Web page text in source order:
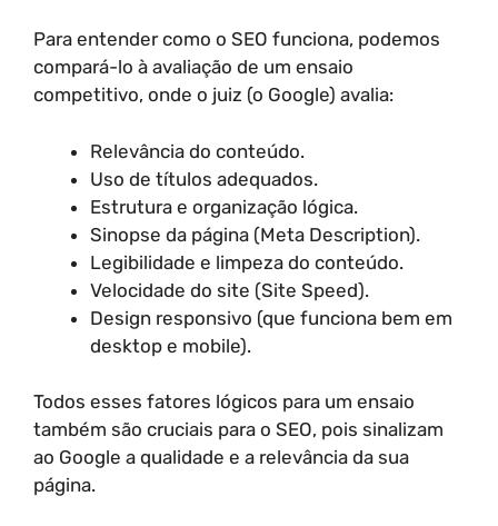
Para entender como o SEO funciona, podemos
compará-lo à avaliação de um ensaio
competitivo, onde o juiz (o Google) avalia:
Relevância do conteúdo.
Uso de títulos adequados.
Estrutura e organização lógica.
Sinopse da página (Meta Description).
Legibilidade e limpeza do conteúdo.
Velocidade do site (Site Speed).
Design responsivo (que funciona bem em
desktop e mobile).
Todos esses fatores lógicos para um ensaio
também são cruciais para o SEO, pois sinalizam
ao Google a qualidade e a relevância da sua
página.